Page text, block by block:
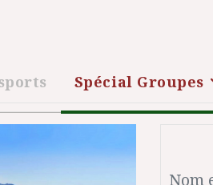
Spécial Groupes